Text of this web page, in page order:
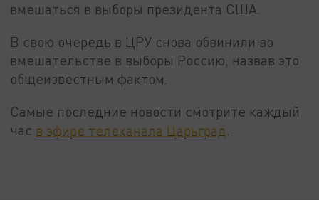
вмешаться в выборы президента США.
В свою очередь в ЦРУ снова обвинили во
вмешательстве в выборы Россию, назвав это
общеизвестным фактом.
Самые последние новости смотрите каждый
час в эфире телеканала Царьград